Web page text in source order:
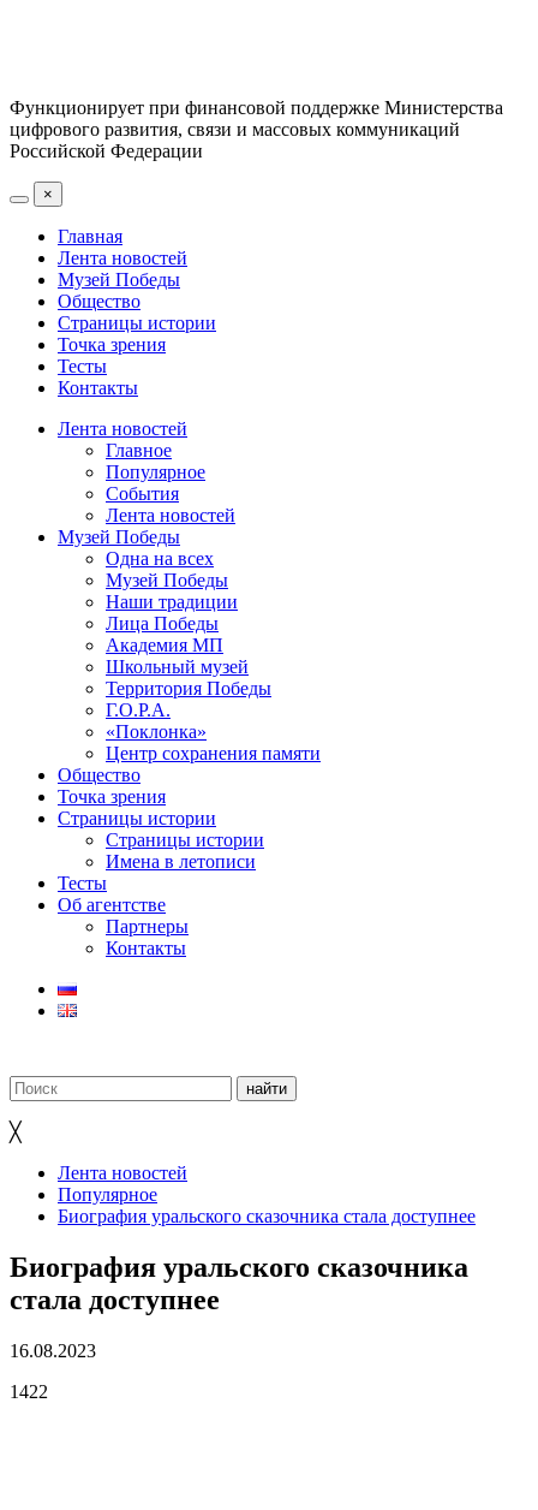
Функционирует при финансовой поддержке Министерства
цифрового развития, связи и массовых коммуникаций
Российской Федерации
×
Главная
Лента новостей
Музей Победы
Общество
Страницы истории
Точка зрения
Тесты
Контакты
Лента новостей
Главное
Популярное
События
Лента новостей
Музей Победы
Одна на всех
Музей Победы
Наши традиции
Лица Победы
Академия МП
Школьный музей
Территория Победы
Г.О.Р.А.
«Поклонка»
Центр сохранения памяти
Общество
Точка зрения
Страницы истории
Страницы истории
Имена в летописи
Тесты
Об агентстве
Партнеры
Контакты
╳
Лента новостей
Популярное
Биография уральского сказочника стала доступнее
Биография уральского сказочника
стала доступнее
16.08.2023
1422